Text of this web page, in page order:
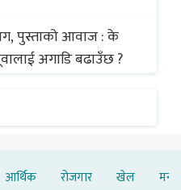
पुस्ताको आवाज : के
अगाडि बढाउँछ ?
आर्थिक रोजगार खेल